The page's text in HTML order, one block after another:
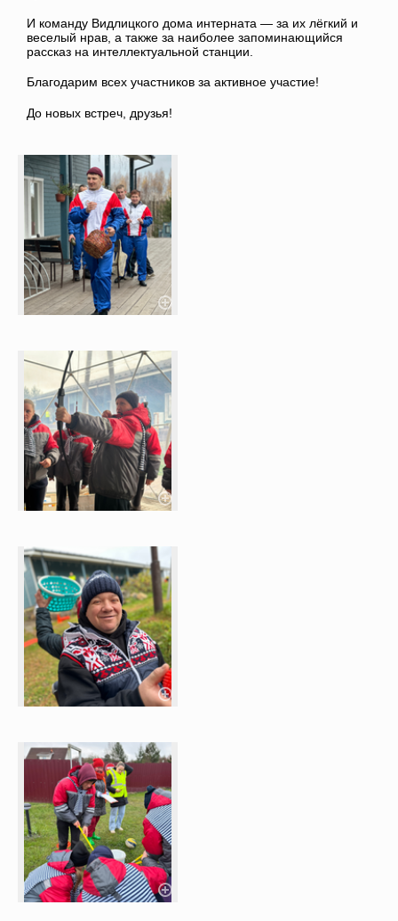
И команду Видлицкого дома интерната — за их лёгкий и
веселый нрав, а также за наиболее запоминающийся
рассказ на интеллектуальной станции.
Благодарим всех участников за активное участие!
До новых встреч, друзья!